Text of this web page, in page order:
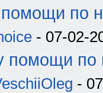
по
- 07-02-
помощи по
-